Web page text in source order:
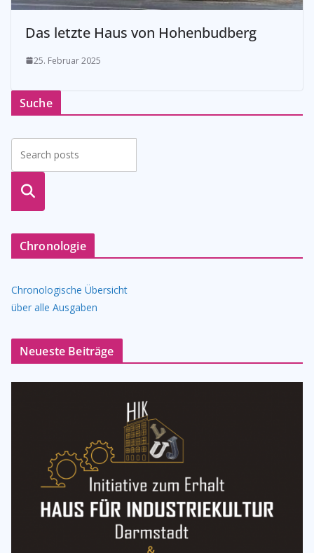
Das letzte Haus von Hohenbudberg
25. Februar 2025
Suche
suche
Chronologie
Chronologische Übersicht
über alle Ausgaben
Neueste Beiträge